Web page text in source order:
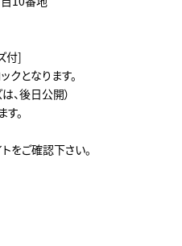
付]
となります。
、後日公開）
。
をご確認下さい。